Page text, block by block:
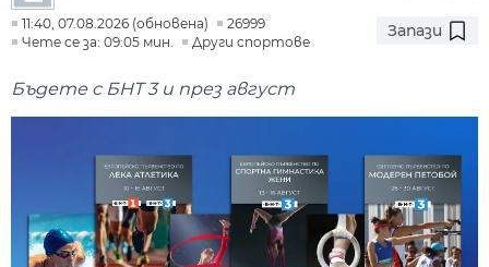
11:40, 07.08.2026 (обновена)
26999
Чете се за: 09:05 мин.
Други спортове
Запази
Бъдете с БНТ 3 и през август